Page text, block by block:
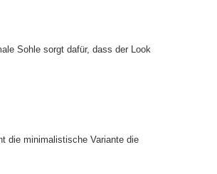
Sohle sorgt dafür, dass der Look
die minimalistische Variante die